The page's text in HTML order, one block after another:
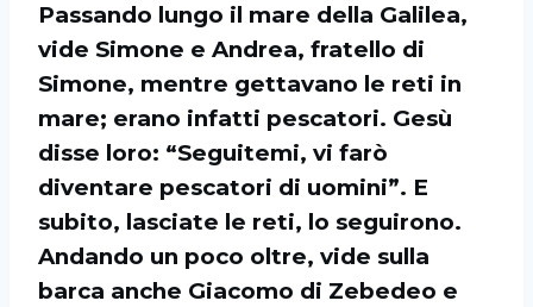
Passando lungo il mare della Galilea,
vide Simone e Andrea, fratello di
Simone, mentre gettavano le reti in
mare; erano infatti pescatori. Gesù
disse loro: “Seguitemi, vi farò
diventare pescatori di uomini”. E
subito, lasciate le reti, lo seguirono.
Andando un poco oltre, vide sulla
barca anche Giacomo di Zebedeo e